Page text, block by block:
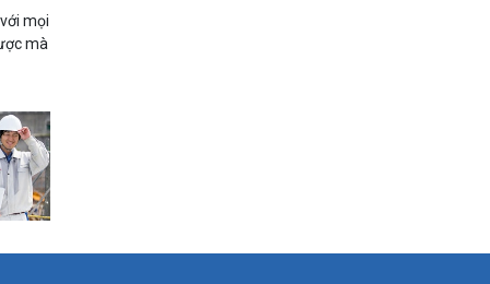
mọi
mà